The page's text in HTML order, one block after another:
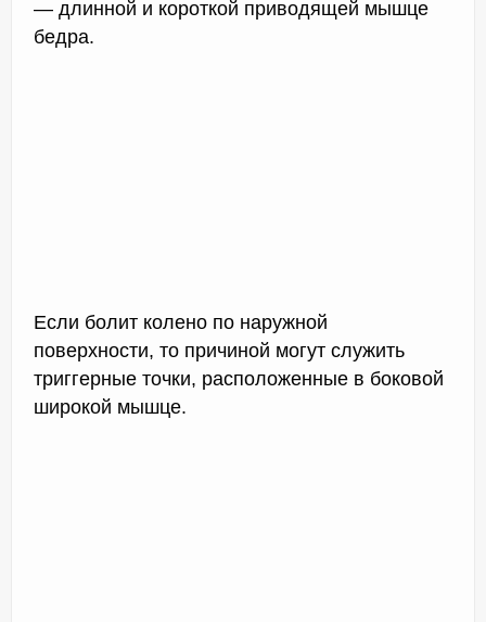
— длинной и короткой приводящей мышце
бедра.
Если болит колено по наружной
поверхности, то причиной могут служить
триггерные точки, расположенные в боковой
широкой мышце.